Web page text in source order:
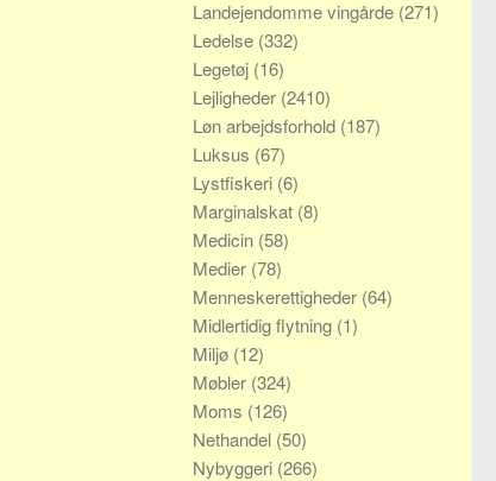
Landejendomme vingårde (271)
Ledelse (332)
Legetøj (16)
Lejligheder (2410)
Løn arbejdsforhold (187)
Luksus (67)
Lystfiskeri (6)
Marginalskat (8)
Medicin (58)
Medier (78)
Menneskerettigheder (64)
Midlertidig flytning (1)
Miljø (12)
Møbler (324)
Moms (126)
Nethandel (50)
Nybyggeri (266)